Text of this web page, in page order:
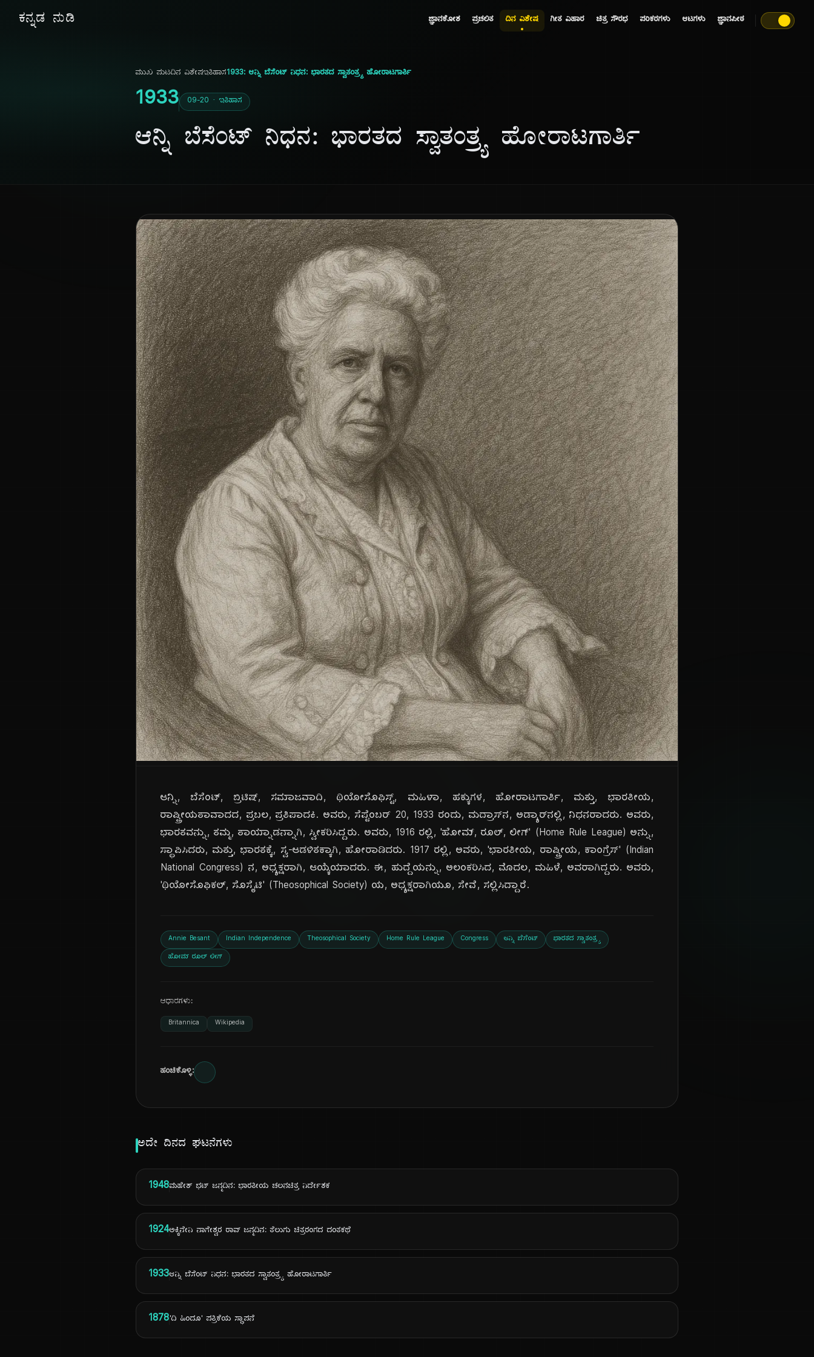
ಕನ್ನಡ ನುಡಿ ಜ್ಞಾನಕೋಶ ಪ್ರಚಲಿತ ದಿನ ವಿಶೇಷ ಗೀತ ವಿಹಾರ ಚಿತ್ರ ಸೌರಭ ಪರಿಕರಗಳು ಆಟಗಳು ಜ್ಞಾನಪೀಠ
ದಿ
ಮುಖ ಪುಟದಿನ ವಿಶೇಷಇತಿಹಾಸ1933: ಆನ್ನಿ ಬೆಸೆಂಟ್ ನಿಧನ: ಭಾರತದ ಸ್ವಾತಂತ್ರ್ಯ ಹೋರಾಟಗಾರ್ತಿ
1933 09-20 · ಇತಿಹಾಸ
ಆನ್ನಿ ಬೆಸೆಂಟ್ ನಿಧನ: ಭಾರತದ ಸ್ವಾತಂತ್ರ್ಯ ಹೋರಾಟಗಾರ್ತಿ
ಆನ್ನಿ, ಬೆಸೆಂಟ್, ಬ್ರಿಟಿಷ್, ಸಮಾಜವಾದಿ, ಥಿಯೋಸೊಫಿಸ್ಟ್, ಮಹಿಳಾ, ಹಕ್ಕುಗಳ, ಹೋರಾಟಗಾರ್ತಿ, ಮತ್ತು, ಭಾರತೀಯ,
ರಾಷ್ಟ್ರೀಯತಾವಾದದ, ಪ್ರಬಲ, ಪ್ರತಿಪಾದಕಿ. ಅವರು, ಸೆಪ್ಟೆಂಬರ್ 20, 1933 ರಂದು, ಮದ್ರಾಸ್‌ನ, ಅಡ್ಯಾರ್‌ನಲ್ಲಿ, ನಿಧನರಾದರು. ಅವರು,
ಭಾರತವನ್ನು, ತಮ್ಮ, ತಾಯ್ನಾಡನ್ನಾಗಿ, ಸ್ವೀಕರಿಸಿದ್ದರು. ಅವರು, 1916 ರಲ್ಲಿ, 'ಹೋಮ್, ರೂಲ್, ಲೀಗ್' (Home Rule League) ಅನ್ನು,
ಸ್ಥಾಪಿಸಿದರು, ಮತ್ತು, ಭಾರತಕ್ಕೆ, ಸ್ವ-ಆಡಳಿತಕ್ಕಾಗಿ, ಹೋರಾಡಿದರು. 1917 ರಲ್ಲಿ, ಅವರು, 'ಭಾರತೀಯ, ರಾಷ್ಟ್ರೀಯ, ಕಾಂಗ್ರೆಸ್' (Indian
National Congress) ನ, ಅಧ್ಯಕ್ಷರಾಗಿ, ಆಯ್ಕೆಯಾದರು. ಈ, ಹುದ್ದೆಯನ್ನು, ಅಲಂಕರಿಸಿದ, ಮೊದಲ, ಮಹಿಳೆ, ಅವರಾಗಿದ್ದರು. ಅವರು,
'ಥಿಯೋಸೊಫಿಕಲ್, ಸೊಸೈಟಿ' (Theosophical Society) ಯ, ಅಧ್ಯಕ್ಷರಾಗಿಯೂ, ಸೇವೆ, ಸಲ್ಲಿಸಿದ್ದಾರೆ.
Annie Besant Indian Independence Theosophical Society Home Rule League Congress ಆನ್ನಿ ಬೆಸೆಂಟ್ ಭಾರತದ ಸ್ವಾತಂತ್ರ್ಯ
ಹೋಮ್ ರೂಲ್ ಲೀಗ್
ಆಧಾರಗಳು:
Britannica Wikipedia
ಹಂಚಿಕೊಳ್ಳಿ:
ಅದೇ ದಿನದ ಘಟನೆಗಳು
1948ಮಹೇಶ್ ಭಟ್ ಜನ್ಮದಿನ: ಭಾರತೀಯ ಚಲನಚಿತ್ರ ನಿರ್ದೇಶಕ
1924ಅಕ್ಕಿನೇನಿ ನಾಗೇಶ್ವರ ರಾವ್ ಜನ್ಮದಿನ: ತೆಲುಗು ಚಿತ್ರರಂಗದ ದಂತಕಥೆ
1933ಆನ್ನಿ ಬೆಸೆಂಟ್ ನಿಧನ: ಭಾರತದ ಸ್ವಾತಂತ್ರ್ಯ ಹೋರಾಟಗಾರ್ತಿ
1878'ದಿ ಹಿಂದೂ' ಪತ್ರಿಕೆಯ ಸ್ಥಾಪನೆ